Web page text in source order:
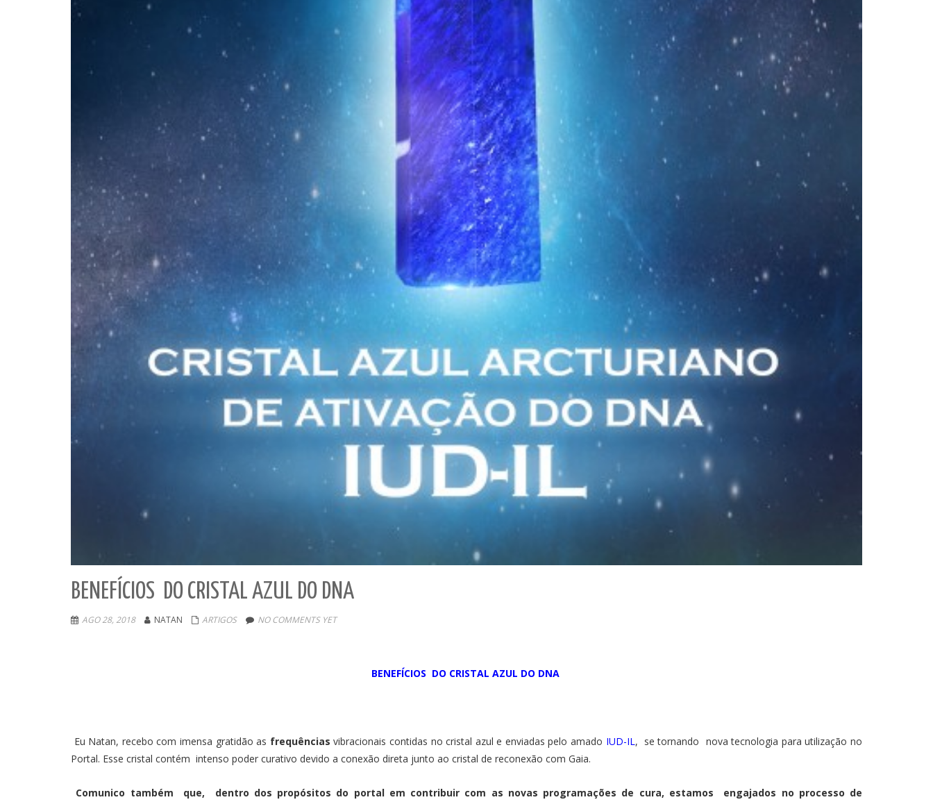
BENEFÍCIOS DO CRISTAL AZUL DO DNA
AGO 28, 2018 NATAN ARTIGOS NO COMMENTS YET
BENEFÍCIOS DO CRISTAL AZUL DO DNA
Eu Natan, recebo com imensa gratidão as frequências vibracionais contidas no cristal azul e enviadas pelo amado IUD-IL, se tornando nova tecnologia para utilização no
Portal. Esse cristal contém intenso poder curativo devido a conexão direta junto ao cristal de reconexão com Gaia.
Comunico também que, dentro dos propósitos do portal em contribuir com as novas programações de cura, estamos engajados no processo de